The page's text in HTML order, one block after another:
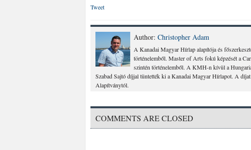
Tweet
Author: Christopher Adam
A Kanadai Magyar Hírlap alapítója és
történelemből. Master of Arts fokú képzését a
szintén történelemből. A KMH-n kívül a
Szabad Sajtó díjjal tüntették ki a Kanadai Magyar Hírlapot. A
Alapítványtól.
COMMENTS ARE CLOSED